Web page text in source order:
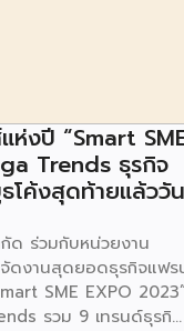
ห่งปี “Smart
Trends ธุรกิจ
โค้งสุดท้ายแล้ววัน
ด ร่วมกับหน่วยงาน
ดงานสุดยอดธุรกิจแฟร
SME EXPO
รวม 9 เทรนด์ธุรกิจ